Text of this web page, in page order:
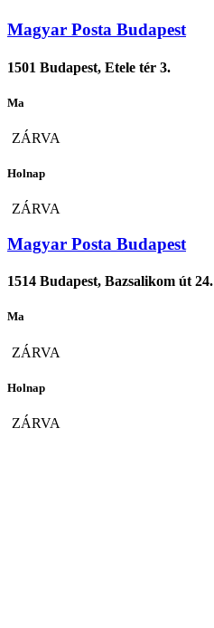
Magyar Posta Budapest
1501 Budapest, Etele tér 3.
Ma
ZÁRVA
Holnap
ZÁRVA
Magyar Posta Budapest
1514 Budapest, Bazsalikom út 24.
Ma
ZÁRVA
Holnap
ZÁRVA